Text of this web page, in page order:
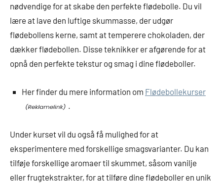
nødvendige for at skabe den perfekte flødebolle. Du vil
lære at lave den luftige skummasse, der udgør
flødebollens kerne, samt at temperere chokoladen, der
dækker flødebollen. Disse teknikker er afgørende for at
opnå den perfekte tekstur og smag i dine flødeboller.
Her finder du mere information om Flødebollekurser
.
Under kurset vil du også få mulighed for at
eksperimentere med forskellige smagsvarianter. Du kan
tilføje forskellige aromaer til skummet, såsom vanilje
eller frugtekstrakter, for at tilføre dine flødeboller en unik